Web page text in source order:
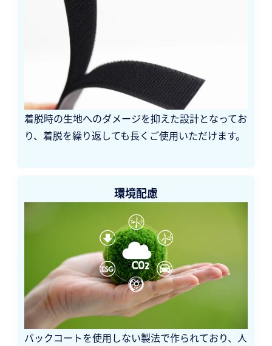
着脱時の生地へのダメージを抑えた設計となってお
り、着脱を繰り返しても長くご使用いただけます。
環境配慮
バックコートを使用しない製法で作られており、人